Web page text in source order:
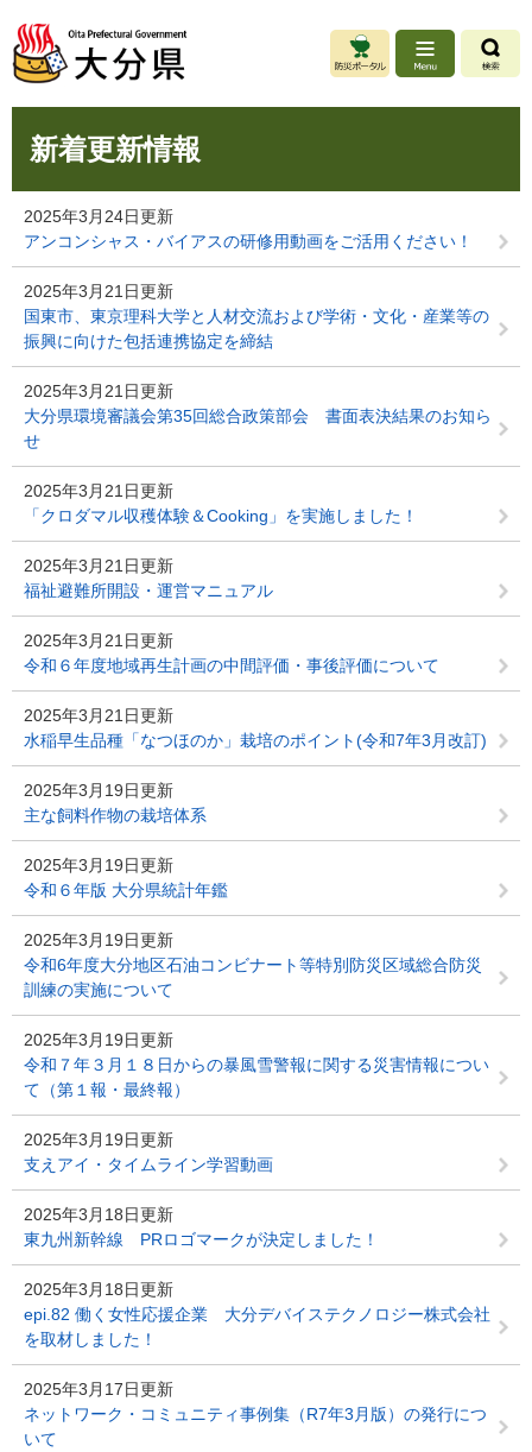
ジ
先
ュ
を
新着更新情報
2025年3月24日更新
アンコンシャス・バイアスの研修用動画をご活用ください！
2025年3月21日更新
国東市、東京理科大学と人材交流および学術・文化・産業等の
振興に向けた包括連携協定を締結
2025年3月21日更新
大分県環境審議会第35回総合政策部会 書面表決結果のお知ら
せ
2025年3月21日更新
「クロダマル収穫体験＆Cooking」を実施しました！
2025年3月21日更新
福祉避難所開設・運営マニュアル
2025年3月21日更新
令和６年度地域再生計画の中間評価・事後評価について
2025年3月21日更新
水稲早生品種「なつほのか」栽培のポイント(令和7年3月改訂)
2025年3月19日更新
主な飼料作物の栽培体系
2025年3月19日更新
令和６年版 大分県統計年鑑
2025年3月19日更新
令和6年度大分地区石油コンビナート等特別防災区域総合防災
訓練の実施について
2025年3月19日更新
令和７年３月１８日からの暴風雪警報に関する災害情報につい
て（第１報・最終報）
2025年3月19日更新
支えアイ・タイムライン学習動画
2025年3月18日更新
東九州新幹線 PRロゴマークが決定しました！
2025年3月18日更新
epi.82 働く女性応援企業 大分デバイステクノロジー株式会社
を取材しました！
2025年3月17日更新
ネットワーク・コミュニティ事例集（R7年3月版）の発行につ
いて